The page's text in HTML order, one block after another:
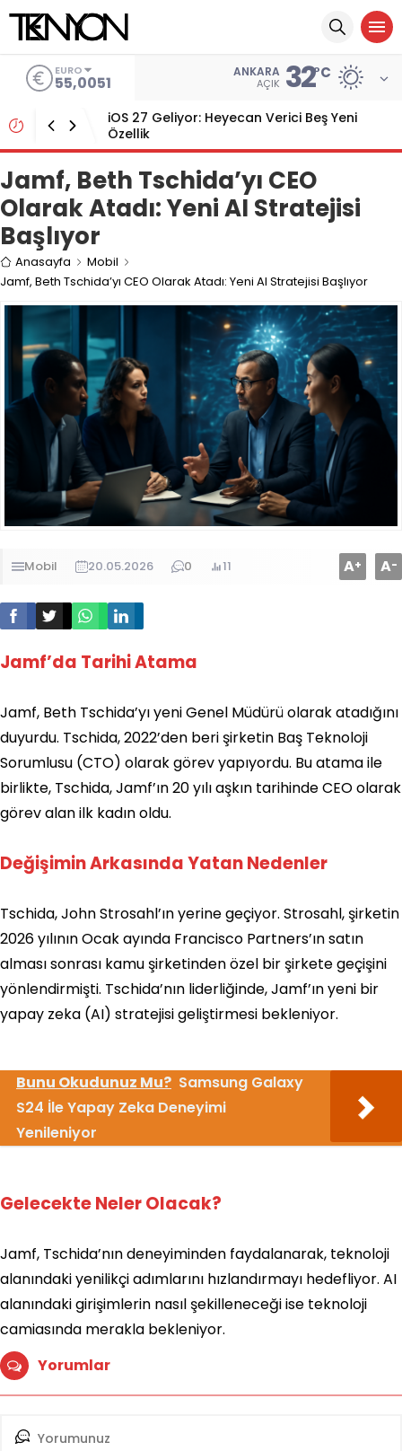
ALTIN
6.584,66
ANKARA
AÇIK 32°C
Paste, MCP Desteği ile Panonuzu AI
Araçlarına Bağlıyor
Jamf, Beth Tschida’yı CEO
Olarak Atadı: Yeni AI Stratejisi
Başlıyor
Anasayfa
Mobil
Jamf, Beth Tschida’yı CEO Olarak Atadı: Yeni AI Stratejisi Başlıyor
Mobil 20.05.2026 0 11 A+ A-
Jamf’da Tarihi Atama
Jamf, Beth Tschida’yı yeni Genel Müdürü olarak atadığını
duyurdu. Tschida, 2022’den beri şirketin Baş Teknoloji
Sorumlusu (CTO) olarak görev yapıyordu. Bu atama ile
birlikte, Tschida, Jamf’ın 20 yılı aşkın tarihinde CEO olarak
görev alan ilk kadın oldu.
Değişimin Arkasında Yatan Nedenler
Tschida, John Strosahl’ın yerine geçiyor. Strosahl, şirketin
2026 yılının Ocak ayında Francisco Partners’ın satın
alması sonrası kamu şirketinden özel bir şirkete geçişini
yönlendirmişti. Tschida’nın liderliğinde, Jamf’ın yeni bir
yapay zeka (AI) stratejisi geliştirmesi bekleniyor.
Bunu Okudunuz Mu? Samsung Galaxy
S24 İle Yapay Zeka Deneyimi
Yenileniyor
Gelecekte Neler Olacak?
Jamf, Tschida’nın deneyiminden faydalanarak, teknoloji
alanındaki yenilikçi adımlarını hızlandırmayı hedefliyor. AI
alanındaki girişimlerin nasıl şekilleneceği ise teknoloji
camiasında merakla bekleniyor.
Yorumlar